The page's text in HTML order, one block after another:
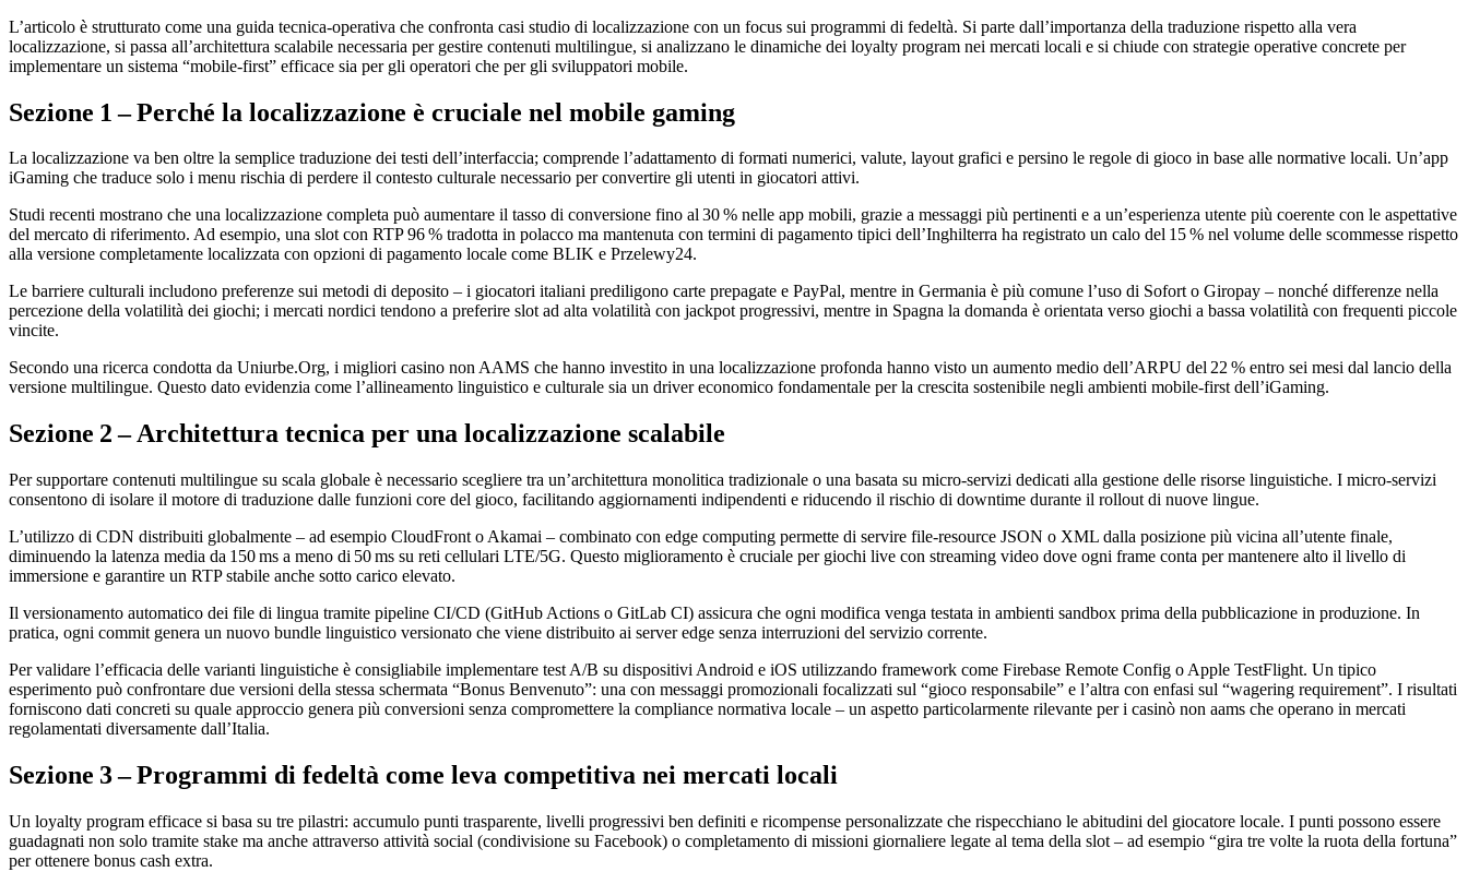
L’articolo è strutturato come una guida tecnica‑operativa che confronta casi studio di localizzazione con un focus sui programmi di fedeltà. Si parte dall’importanza della traduzione rispetto alla vera
localizzazione, si passa all’architettura scalabile necessaria per gestire contenuti multilingue, si analizzano le dinamiche dei loyalty program nei mercati locali e si chiude con strategie operative concrete per
implementare un sistema “mobile‑first” efficace sia per gli operatori che per gli sviluppatori mobile.
Sezione 1 – Perché la localizzazione è cruciale nel mobile gaming
La localizzazione va ben oltre la semplice traduzione dei testi dell’interfaccia; comprende l’adattamento di formati numerici, valute, layout grafici e persino le regole di gioco in base alle normative locali. Un’app
iGaming che traduce solo i menu rischia di perdere il contesto culturale necessario per convertire gli utenti in giocatori attivi.
Studi recenti mostrano che una localizzazione completa può aumentare il tasso di conversione fino al 30 % nelle app mobili, grazie a messaggi più pertinenti e a un’esperienza utente più coerente con le aspettative
del mercato di riferimento. Ad esempio, una slot con RTP 96 % tradotta in polacco ma mantenuta con termini di pagamento tipici dell’Inghilterra ha registrato un calo del 15 % nel volume delle scommesse rispetto
alla versione completamente localizzata con opzioni di pagamento locale come BLIK e Przelewy24.
Le barriere culturali includono preferenze sui metodi di deposito – i giocatori italiani prediligono carte prepagate e PayPal, mentre in Germania è più comune l’uso di Sofort o Giropay – nonché differenze nella
percezione della volatilità dei giochi; i mercati nordici tendono a preferire slot ad alta volatilità con jackpot progressivi, mentre in Spagna la domanda è orientata verso giochi a bassa volatilità con frequenti piccole
vincite.
Secondo una ricerca condotta da Uniurbe.Org, i migliori casino non AAMS che hanno investito in una localizzazione profonda hanno visto un aumento medio dell’ARPU del 22 % entro sei mesi dal lancio della
versione multilingue. Questo dato evidenzia come l’allineamento linguistico e culturale sia un driver economico fondamentale per la crescita sostenibile negli ambienti mobile‑first dell’iGaming.
Sezione 2 – Architettura tecnica per una localizzazione scalabile
Per supportare contenuti multilingue su scala globale è necessario scegliere tra un’architettura monolitica tradizionale o una basata su micro‑servizi dedicati alla gestione delle risorse linguistiche. I micro‑servizi
consentono di isolare il motore di traduzione dalle funzioni core del gioco, facilitando aggiornamenti indipendenti e riducendo il rischio di downtime durante il rollout di nuove lingue.
L’utilizzo di CDN distribuiti globalmente – ad esempio CloudFront o Akamai – combinato con edge computing permette di servire file‑resource JSON o XML dalla posizione più vicina all’utente finale,
diminuendo la latenza media da 150 ms a meno di 50 ms su reti cellulari LTE/5G. Questo miglioramento è cruciale per giochi live con streaming video dove ogni frame conta per mantenere alto il livello di
immersione e garantire un RTP stabile anche sotto carico elevato.
Il versionamento automatico dei file di lingua tramite pipeline CI/CD (GitHub Actions o GitLab CI) assicura che ogni modifica venga testata in ambienti sandbox prima della pubblicazione in produzione. In
pratica, ogni commit genera un nuovo bundle linguistico versionato che viene distribuito ai server edge senza interruzioni del servizio corrente.
Per validare l’efficacia delle varianti linguistiche è consigliabile implementare test A/B su dispositivi Android e iOS utilizzando framework come Firebase Remote Config o Apple TestFlight. Un tipico
esperimento può confrontare due versioni della stessa schermata “Bonus Benvenuto”: una con messaggi promozionali focalizzati sul “gioco responsabile” e l’altra con enfasi sul “wagering requirement”. I risultati
forniscono dati concreti su quale approccio genera più conversioni senza compromettere la compliance normativa locale – un aspetto particolarmente rilevante per i casinò non aams che operano in mercati
regolamentati diversamente dall’Italia.
Sezione 3 – Programmi di fedeltà come leva competitiva nei mercati locali
Un loyalty program efficace si basa su tre pilastri: accumulo punti trasparente, livelli progressivi ben definiti e ricompense personalizzate che rispecchiano le abitudini del giocatore locale. I punti possono essere
guadagnati non solo tramite stake ma anche attraverso attività social (condivisione su Facebook) o completamento di missioni giornaliere legate al tema della slot – ad esempio “gira tre volte la ruota della fortuna”
per ottenere bonus cash extra.